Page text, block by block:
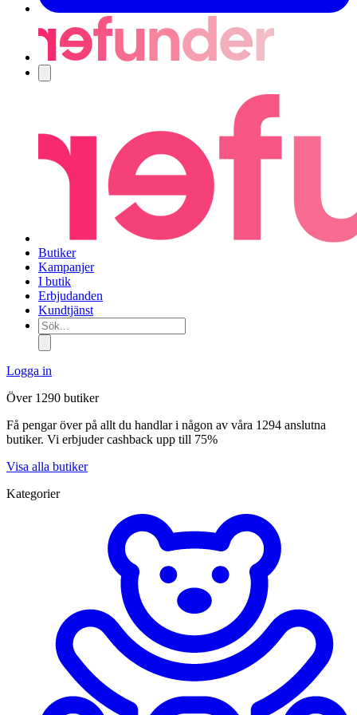
Butiker
Kampanjer
I butik
Erbjudanden
Kundtjänst
Sök...
Logga in
Över 1290 butiker
Få pengar över på allt du handlar i någon av våra 1294 anslutna
butiker. Vi erbjuder cashback upp till 75%
Visa alla butiker
Kategorier